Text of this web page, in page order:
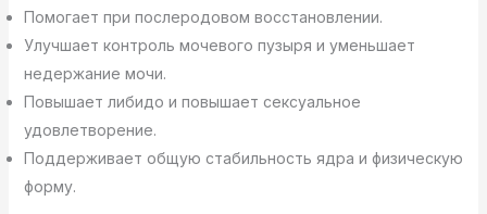
Помогает при послеродовом восстановлении.
Улучшает контроль мочевого пузыря и уменьшает
недержание мочи.
Повышает либидо и повышает сексуальное
удовлетворение.
Поддерживает общую стабильность ядра и физическую
форму.